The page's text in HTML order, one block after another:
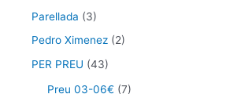
Parellada (3)
Pedro Ximenez (2)
PER PREU (43)
Preu 03-06€ (7)